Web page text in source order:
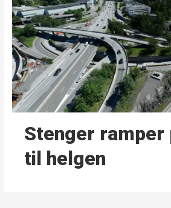
Stenger ramper
til helgen